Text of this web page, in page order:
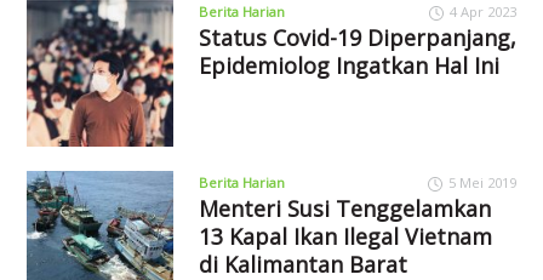
Berita Harian 4 Apr 2023
Status Covid-19 Diperpanjang,
Epidemiolog Ingatkan Hal Ini
Berita Harian 5 Mei 2019
Menteri Susi Tenggelamkan
13 Kapal Ikan Ilegal Vietnam
di Kalimantan Barat